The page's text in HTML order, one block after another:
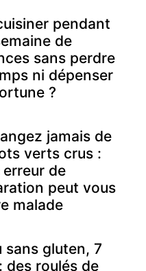
pendant
de
sans perdre
ni dépenser
?
jamais de
verts crus :
de
peut vous
malade
sans gluten, 7
des roulés de